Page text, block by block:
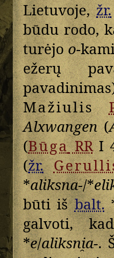
Lietuvoje,žr.
būdu rodo,
turėjoo-
ežerų
Mažiulis
Alxwangen(
(BūgaRRI
(žr.
*aliksna-/*
būti išbalt.
galvoti,
*e/aliksni̯a-.